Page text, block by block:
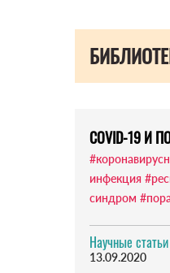
COVID-19 И
инфекция
синдром
Научные статьи
13.09.2020